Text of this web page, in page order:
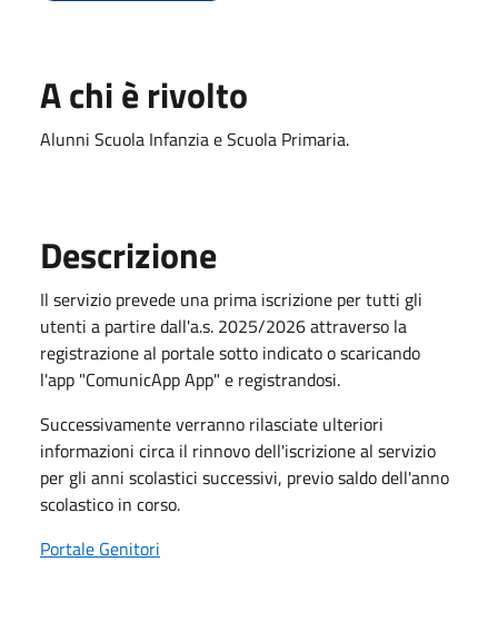
A chi è rivolto
Alunni Scuola Infanzia e Scuola Primaria.
Descrizione
Il servizio prevede una prima iscrizione per tutti gli
utenti a partire dall'a.s. 2025/2026 attraverso la
registrazione al portale sotto indicato o scaricando
l'app "ComunicApp App" e registrandosi.
Successivamente verranno rilasciate ulteriori
informazioni circa il rinnovo dell'iscrizione al servizio
per gli anni scolastici successivi, previo saldo dell'anno
scolastico in corso.
Portale Genitori